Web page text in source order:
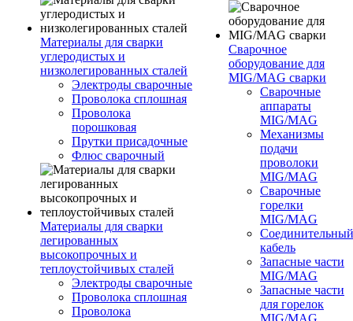
Материалы для сварки
углеродистых и
низколегированных сталей
Электроды сварочные
Проволока сплошная
Проволока
порошковая
Прутки присадочные
Флюс сварочный
Материалы для сварки
легированных
высокопрочных и
теплоустойчивых сталей
Электроды сварочные
Проволока сплошная
Проволока
Сварочное
оборудование для
MIG/MAG сварки
Сварочные
аппараты
MIG/MAG
Механизмы
подачи
проволоки
MIG/MAG
Сварочные
горелки
MIG/MAG
Соединительный
кабель
Запасные части
MIG/MAG
Запасные части
для горелок
MIG/MAG